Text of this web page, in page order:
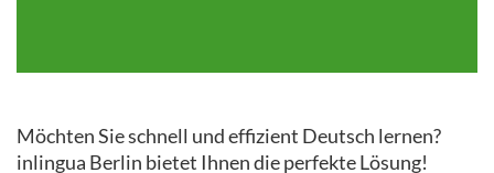
Möchten Sie schnell und effizient Deutsch lernen?
inlingua Berlin bietet Ihnen die perfekte Lösung!